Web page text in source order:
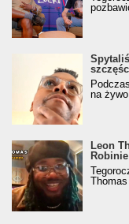
na
Leon
Thomas